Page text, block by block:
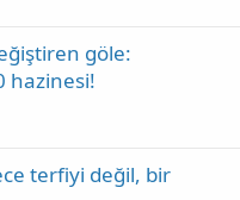
göle:
hazinesi!
terfiyi değil, bir